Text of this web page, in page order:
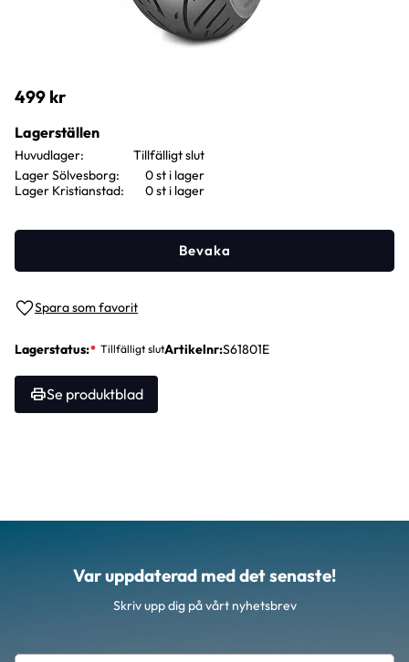
499 kr
Lägg till i favoriter
Bevaka
Lagerstatus Artikelnr S61801E
Se produktblad
Lagerställen
Huvudlager
Lager Sölvesborg
0 st i lager
Lager Kristianstad
0 st i lager
Var uppdaterad med det senaste!
Skriv upp dig på vårt nyhetsbrev